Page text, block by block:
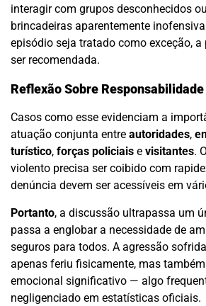
interagir com grupos desconhecidos
brincadeiras aparentemente
episódio seja tratado como exceção,
ser recomendada.
Reflexão Sobre
Casos como esse evidenciam a
atuação conjunta entre autoridades,
turístico, forças policiais e visitantes.
violento precisa ser coibido com
denúncia devem ser acessíveis em
Portanto, a discussão ultrapassa um
passa a englobar a necessidade de
seguros para todos. A agressão
apenas feriu fisicamente, mas
emocional significativo — algo
negligenciado em estatísticas oficiais.